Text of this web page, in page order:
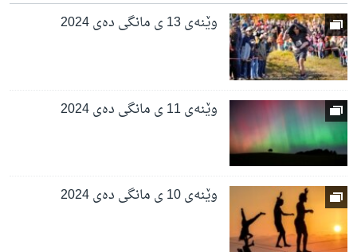
وێنەی 13 ی مانگی دەی 2024
وێنەی 11 ی مانگی دەی 2024
وێنەی 10 ی مانگی دەی 2024